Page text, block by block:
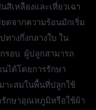
สีเหลืองและเหี่ยวเฉา
ดจากความร้อนมักเริ่ม
างกึ่งกลางใบ ใน
รอบ ผู้ปลูกสามารถ
ได้โดยการรักษา
ะสมในพื้นที่ปลูกใช้
รักษาอุณหภูมิหรือใช้ผ้า